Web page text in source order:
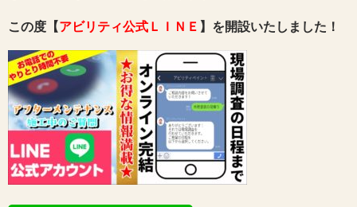
この度【アビリティ公式ＬＩＮＥ 】を開設いたしました！